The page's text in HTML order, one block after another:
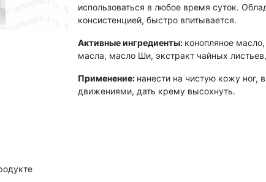
использоваться в любое время суток.
консистенцией, быстро впитывается.
Активные ингредиенты: конопляное
масла, масло Ши, экстракт чайных
Применение: нанести на чистую кожу
движениями, дать крему высохнуть.